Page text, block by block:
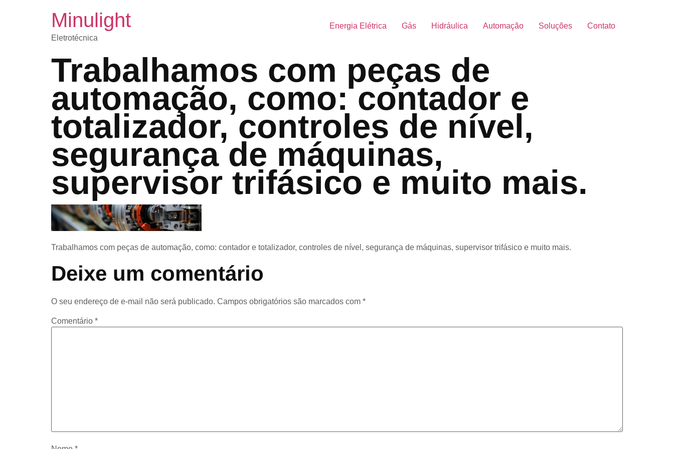
Minulight
Eletrotécnica
Energia Elétrica Gás Hidráulica Automação Soluções Contato
Trabalhamos com peças de
automação, como: contador e
totalizador, controles de nível,
segurança de máquinas,
supervisor trifásico e muito mais.
Trabalhamos com peças de automação, como: contador e totalizador, controles de nível, segurança de máquinas, supervisor trifásico e muito mais.
Deixe um comentário
O seu endereço de e-mail não será publicado. Campos obrigatórios são marcados com *
Comentário *